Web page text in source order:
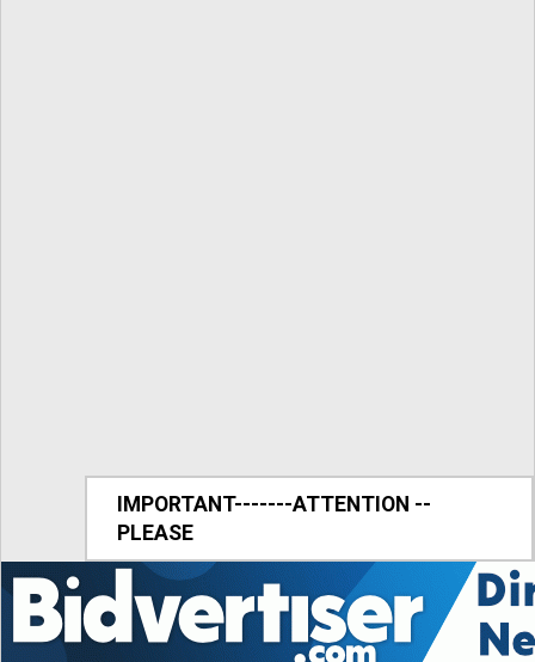
IMPORTANT-------ATTENTION --
PLEASE